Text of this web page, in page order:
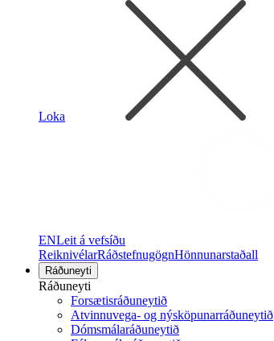
Loka
ENLeit á vefsíðu
ReiknivélarRáðstefnugögnHönnunarstaðall
Ráðuneyti
Ráðuneyti
Forsætisráðuneytið
Atvinnuvega- og nýsköpunarráðuneytið
Dómsmálaráðuneytið